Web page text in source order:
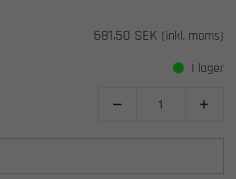
681,50 SEK (inkl. moms)
I lager
 